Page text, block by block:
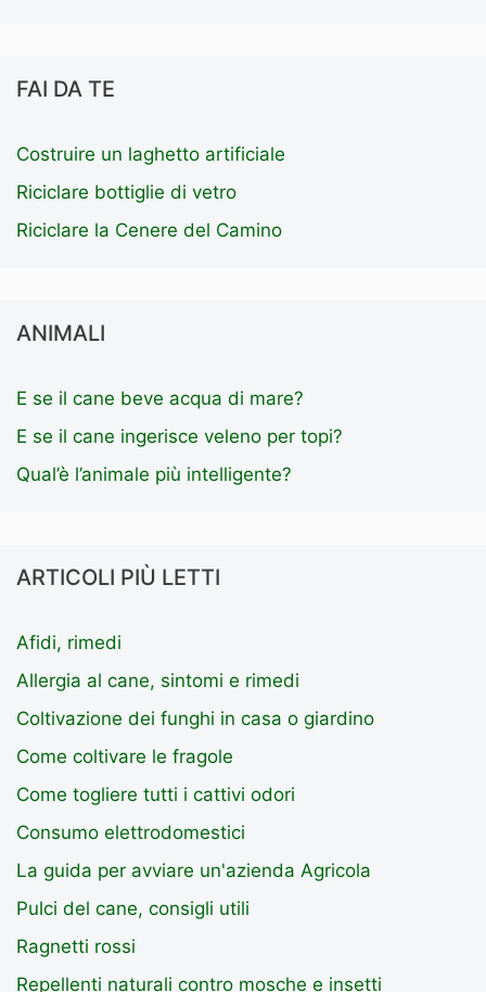
FAI DA TE
Costruire un laghetto artificiale
Riciclare bottiglie di vetro
Riciclare la Cenere del Camino
ANIMALI
E se il cane beve acqua di mare?
E se il cane ingerisce veleno per topi?
Qual’è l’animale più intelligente?
ARTICOLI PIÙ LETTI
Afidi, rimedi
Allergia al cane, sintomi e rimedi
Coltivazione dei funghi in casa o giardino
Come coltivare le fragole
Come togliere tutti i cattivi odori
Consumo elettrodomestici
La guida per avviare un'azienda Agricola
Pulci del cane, consigli utili
Ragnetti rossi
Repellenti naturali contro mosche e insetti